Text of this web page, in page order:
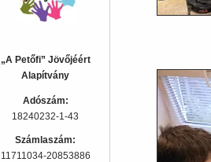
„A Petőfi” Jövőjéért
Alapítvány
Adószám:
18240232-1-43
Számlaszám:
11711034-20853886